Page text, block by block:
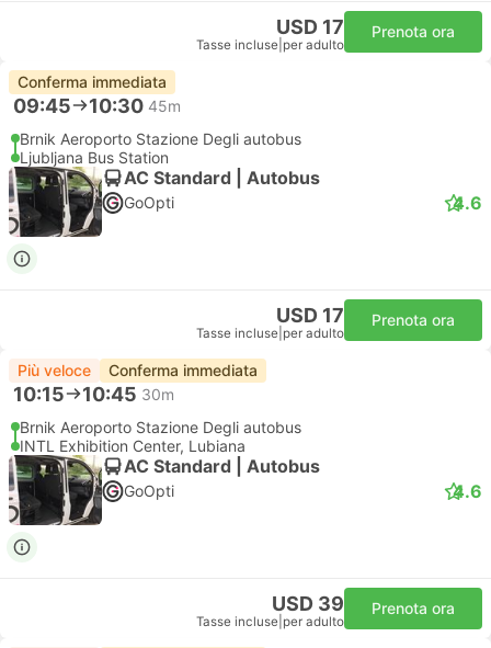
USD 17
Tasse incluse per adulto
Prenota ora
Conferma immediata
09:45 10:30 45m
Brnik Aeroporto Stazione Degli autobus
Ljubljana Bus Station
AC Standard | Autobus
GoOpti 4.6
USD 17
Tasse incluse per adulto
Prenota ora
Più veloce Conferma immediata
10:15 10:45 30m
Brnik Aeroporto Stazione Degli autobus
INTL Exhibition Center, Lubiana
AC Standard | Autobus
GoOpti 4.6
USD 39
Tasse incluse per adulto
Prenota ora